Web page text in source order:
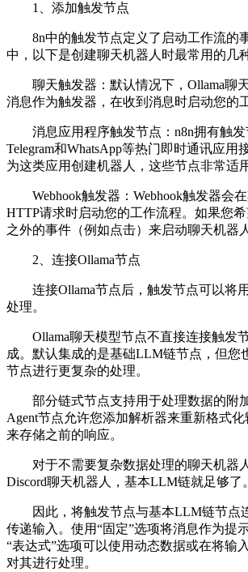
1、添加触发节点
8n中的触发节点定义了启动工作流的
中，以下是创建聊天机器人时最常用的几
聊天触发器：默认情况下，Ollama聊
消息作为触发器，在收到消息时启动您的
消息应用程序触发节点：n8n拥有触
Telegram和WhatsApp等热门即时通讯应用
为这类应用创建机器人，这些节点非常适用
Webhook触发器：Webhook触发器会
HTTP请求时启动您的工作流程。如果您
之外的事件（例如点击）来启动聊天机器
2、连接Ollama节点
连接Ollama节点后，触发节点可以将
处理。
Ollama聊天模型节点不直接连接触发
成。默认集成的是基础LLM链节点，但您
节点进行更复杂的处理。
部分链式节点支持用于处理数据的附
Agent节点允许您添加解析器来重新格式
来存储之前的响应。
对于不需要复杂数据处理的聊天机器
Discord聊天机器人，基本LLM链就足够了。
因此，将触发节点与基本LLM链节点
传递输入。使用“固定”选项将消息作为提
“表达式”选项可以使用动态数据或在将输
对其进行处理。